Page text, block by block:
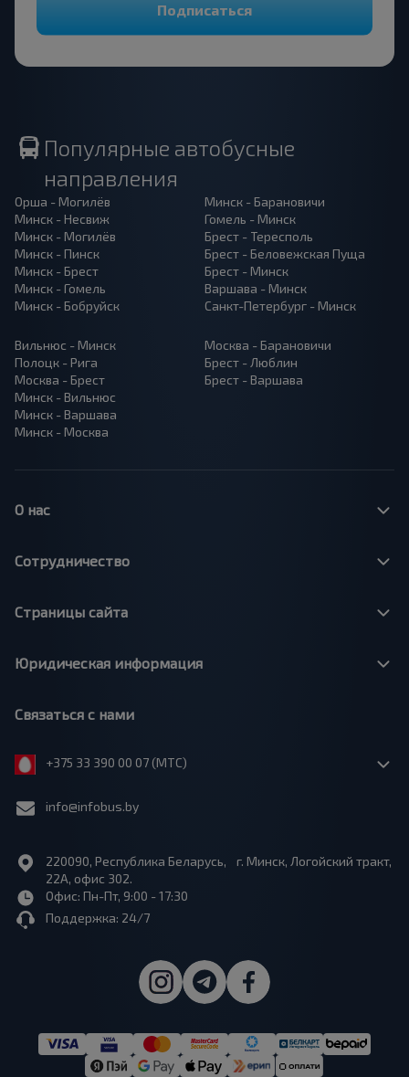
Подписаться
Популярные автобусные
направления
Орша - Могилёв
Минск - Несвиж
Минск - Могилёв
Минск - Пинск
Минск - Брест
Минск - Гомель
Минск - Бобруйск
Минск - Барановичи
Гомель - Минск
Брест - Тересполь
Брест - Беловежская Пуща
Брест - Минск
Варшава - Минск
Санкт-Петербург - Минск
Вильнюс - Минск
Полоцк - Рига
Москва - Брест
Минск - Вильнюс
Минск - Варшава
Минск - Москва
Москва - Барановичи
Брест - Люблин
Брест - Варшава
О нас
Сотрудничество
Страницы сайта
Юридическая информация
Связаться с нами
+375 33 390 00 07 (МТС)
info@infobus.by
220090, Республика Беларусь, г. Минск, Логойский тракт,
22А, офис 302.
Офис: Пн-Пт, 9:00 - 17:30
Поддержка: 24/7